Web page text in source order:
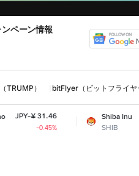
ンペーン情報
TRUMP） bitFlyer（ビットフライヤ
Shiba Inu
SHIB
JPY-¥ 0.000738